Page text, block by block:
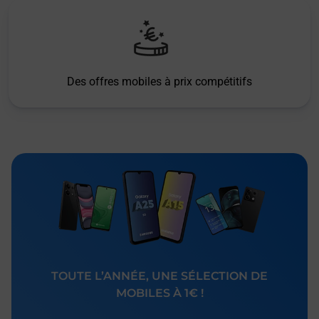
Des offres mobiles à prix compétitifs
TOUTE L’ANNÉE, UNE SÉLECTION DE
MOBILES À 1€ !